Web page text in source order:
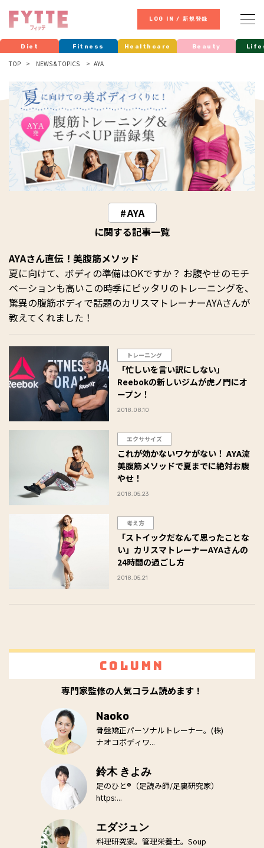
LOG IN / 新規登録
Diet Fitness Healthcare Beauty
TOP NEWS & TOPICS AYA
AYA
に関する記事一覧
AYAさん直伝！美腹筋メソッド
夏に向けて、ボディの準備はOKですか？ お腹やせのモチ
ベーションも高いこの時季にピッタリのトレーニングを、
驚異の腹筋ボディで話題のカリスマトレーナーAYAさんが
教えてくれました！
トレーニング
「忙しいを言い訳にしない」
Reebokの新しいジムが虎ノ門にオ
ープン！
2018.08.10
エクササイズ
これが効かないワケがない！ AYA流
美腹筋メソッドで夏までに絶対お腹
やせ！
2018.05.23
考え方
「ストイックだなんて思ったことな
い」カリスマトレーナーAYAさんの
24時間の過ごし方
2018.05.21
Column
専門家監修の人気コラム読めます！
Naoko
骨盤矯正パーソナルトレーナー。(株)
ナオコボディワ...
鈴木 きよみ
足のひと®（足読み師/足裏研究家）
https:...
エダジュン
料理研究家。管理栄養士。Soup